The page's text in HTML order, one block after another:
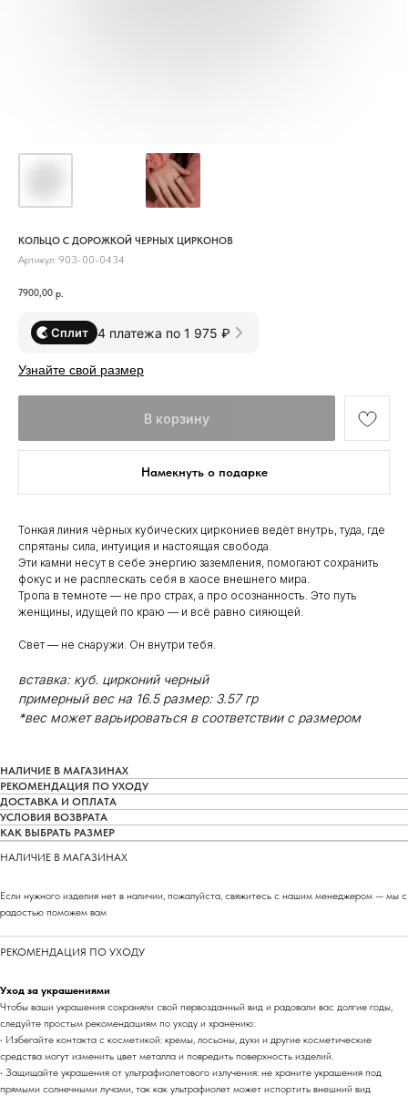
КОЛЬЦО С ДОРОЖКОЙ ЧЕРНЫХ ЦИРКОНОВ
Артикул: 903-00-0434
7900,00 р.
Сплит 4 платежа по 1 975 ₽
Узнайте свой размер
В корзину
Намекнуть о подарке
Тонкая линия чёрных кубических циркониев ведёт внутрь, туда, где
спрятаны сила, интуиция и настоящая свобода.
Эти камни несут в себе энергию заземления, помогают сохранить
фокус и не расплескать себя в хаосе внешнего мира.
Тропа в темноте — не про страх, а про осознанность. Это путь
женщины, идущей по краю — и всё равно сияющей.
Свет — не снаружи. Он внутри тебя.
вставка: куб. цирконий черный
примерный вес на 16.5 размер: 3.57 гр
*вес может варьироваться в соответствии с размером
НАЛИЧИЕ В МАГАЗИНАХ
РЕКОМЕНДАЦИЯ ПО УХОДУ
ДОСТАВКА И ОПЛАТА
УСЛОВИЯ ВОЗВРАТА
КАК ВЫБРАТЬ РАЗМЕР
НАЛИЧИЕ В МАГАЗИНАХ
Если нужного изделия нет в наличии, пожалуйста, свяжитесь с нашим менеджером — мы с
радостью поможем вам
РЕКОМЕНДАЦИЯ ПО УХОДУ
Уход за украшениями
Чтобы ваши украшения сохраняли свой первозданный вид и радовали вас долгие годы,
следуйте простым рекомендациям по уходу и хранению:
• Избегайте контакта с косметикой: кремы, лосьоны, духи и другие косметические
средства могут изменить цвет металла и повредить поверхность изделий.
• Защищайте украшения от ультрафиолетового излучения: не храните украшения под
прямыми солнечными лучами, так как ультрафиолет может испортить внешний вид